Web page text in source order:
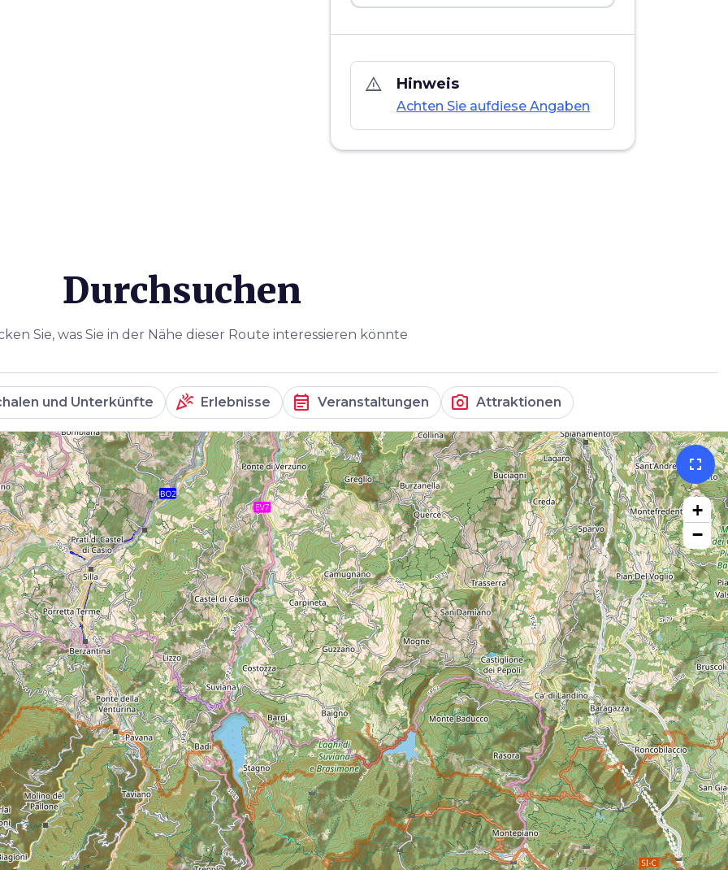
warning_amber Hinweis
Achten Sie aufdiese Angaben
Durchsuchen
Sie, was Sie in der Nähe dieser Route interessieren könnte
und Unterkünfte celebration Erlebnisse event_note Veranstaltungen photo_camera Attraktionen
+
−
fullscreen